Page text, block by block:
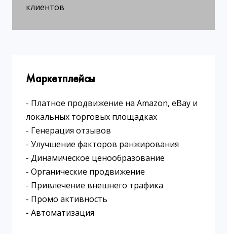
клиентов
Маркетплейсы
- Платное продвижение на Amazon, eBay и
локальных торговых площадках
- Генерация отзывов
- Улучшение факторов ранжирования
- Динамическое ценообразование
- Органические продвижение
- Привлечение внешнего трафика
- Промо активность
- Автоматизация